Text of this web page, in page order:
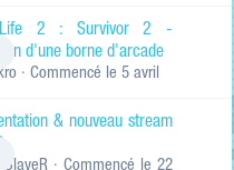
RECHERCHER LES
Titres et corps
Titres des
Life 2 : Survivor 2 -
d'une borne d'arcade
· Commencé le 5 avril
& nouveau stream
· Commencé le 22